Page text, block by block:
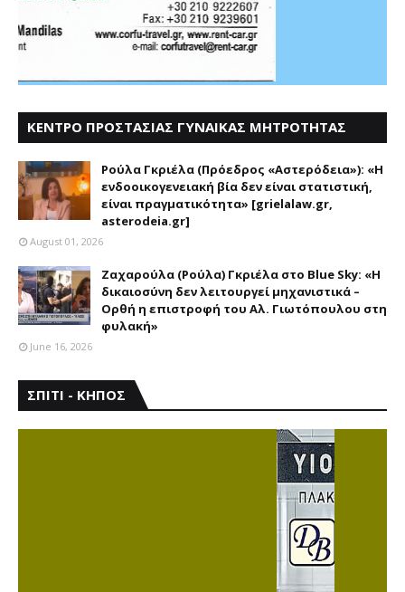
ΚΕΝΤΡΟ ΠΡΟΣΤΑΣΙΑΣ ΓΥΝΑΙΚΑΣ ΜΗΤΡΟΤΗΤΑΣ
Ρούλα Γκριέλα (Πρόεδρος «Αστερόδεια»): «Η
ενδοοικογενειακή βία δεν είναι στατιστική,
είναι πραγματικότητα» [grielalaw.gr,
asterodeia.gr]
August 01, 2026
Ζαχαρούλα (Ρούλα) Γκριέλα στο Blue Sky: «Η
δικαιοσύνη δεν λειτουργεί μηχανιστικά –
Ορθή η επιστροφή του Αλ. Γιωτόπουλου στη
φυλακή»
June 16, 2026
ΣΠΙΤΙ - ΚΗΠΟΣ